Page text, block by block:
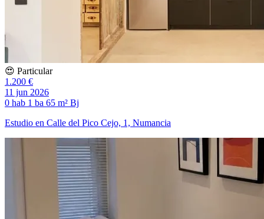
😍 Particular
1.200 €
11 jun 2026
0 hab 1 ba 65 m² Bj
Estudio en Calle del Pico Cejo, 1, Numancia